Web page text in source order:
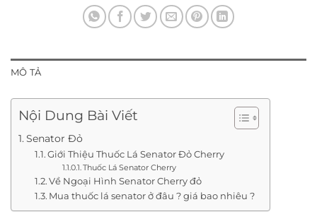
MÔ TẢ
Nội Dung Bài Viết
Senator Đỏ
Giới Thiệu Thuốc Lá Senator Đỏ Cherry
Thuốc Lá Senator Cherry
Về Ngoại Hình Senator Cherry đỏ
Mua thuốc lá senator ở đâu ? giá bao nhiêu ?